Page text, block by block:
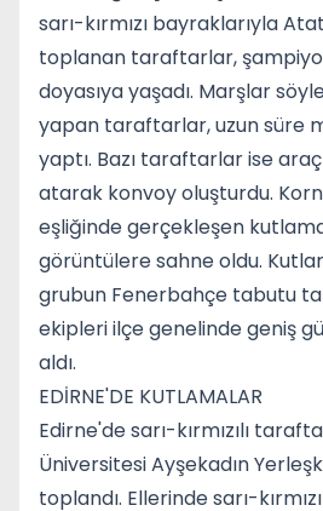
sarı-kırmızı bayraklarıyla
toplanan taraftarlar,
doyasıya yaşadı. Marşlar
yapan taraftarlar, uzun süre
yaptı. Bazı taraftarlar ise
atarak konvoy oluşturdu.
eşliğinde gerçekleşen
görüntülere sahne oldu.
grubun Fenerbahçe tabutu
ekipleri ilçe genelinde geniş
aldı.
EDİRNE'DE KUTLAMALAR
Edirne'de sarı-kırmızılı
Üniversitesi Ayşekadın
toplandı. Ellerinde sarı-